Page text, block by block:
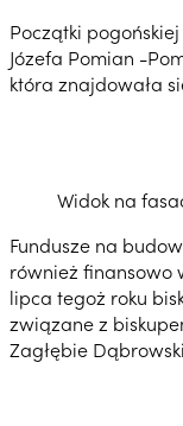
Początki
Józefa Pomian -
która znajdowała
Widok na
Fundusze na
również finansowo
lipca tegoż roku
związane z
Zagłębie